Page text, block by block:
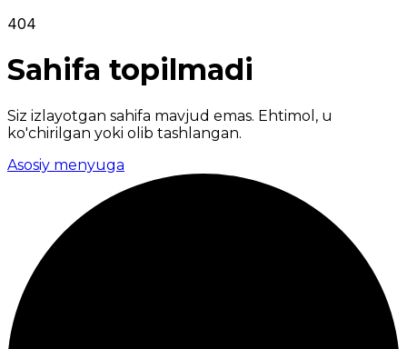
404
Sahifa topilmadi
Siz izlayotgan sahifa mavjud emas. Ehtimol, u
ko'chirilgan yoki olib tashlangan.
Asosiy menyuga